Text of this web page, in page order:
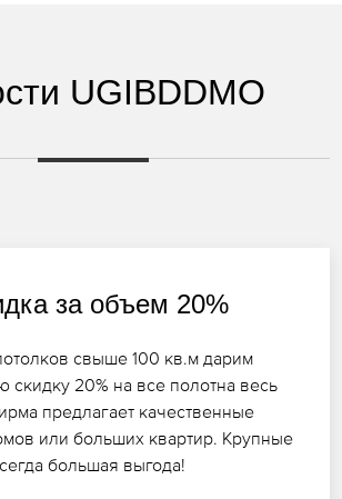
UGIBDDMO
за объем 20%
свыше 100 кв.м дарим
скидку 20% на все полотна весь
предлагает качественные
или больших квартир. Крупные
большая выгода!